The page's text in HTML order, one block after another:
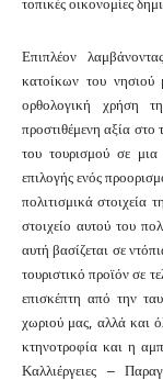
Επιπλέον
κατοίκων του νησιού
ορθολογική χρήση
προστιθέμενη αξία
του τουρισμού σε μια
επιλογής ενός
πολιτισμικά στοιχεία
στοιχείο αυτού του
αυτή βασίζεται σε
τουριστικό προϊόν σε
επισκέπτη από την
χωριού μας, αλλά και
κτηνοτροφία και η
Καλλιέργειες –